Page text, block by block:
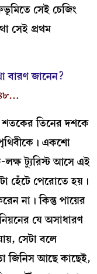
সেই চেজিং
সেই প্রথম
বারণ জানেন?
তিনের দশকে
একশো
ট্যুরিস্ট আসে এই
হেঁটে পেরোতে হয়।
না। কিন্তু পায়ের
যে অসাধারণ
সেটা বলে
জিনিস আছে কাছেই,